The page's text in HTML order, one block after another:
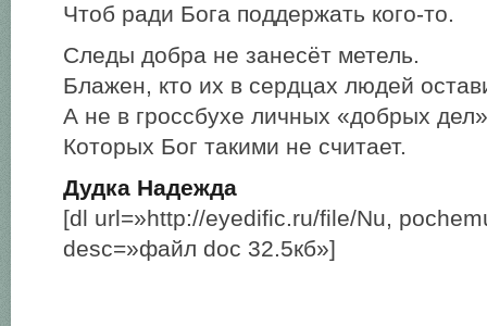
Чтоб ради Бога поддержать кого-то.
Следы добра не занесёт метель.
Блажен, кто их в сердцах людей
А не в гроссбухе личных «добрых
Которых Бог такими не считает.
Дудка Надежда
[dl url=»http://eyedific.ru/file/Nu,
desc=»файл doc 32.5кб»]